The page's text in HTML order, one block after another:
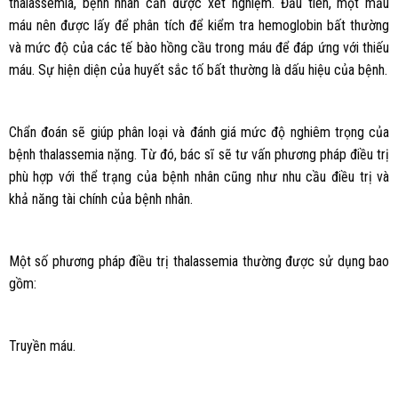
thalassemia, bệnh nhân cần được xét nghiệm. Đầu tiên, một mẫu
máu nên được lấy để phân tích để kiểm tra hemoglobin bất thường
và mức độ của các tế bào hồng cầu trong máu để đáp ứng với thiếu
máu. Sự hiện diện của huyết sắc tố bất thường là dấu hiệu của bệnh.
Chẩn đoán sẽ giúp phân loại và đánh giá mức độ nghiêm trọng của
bệnh thalassemia nặng. Từ đó, bác sĩ sẽ tư vấn phương pháp điều trị
phù hợp với thể trạng của bệnh nhân cũng như nhu cầu điều trị và
khả năng tài chính của bệnh nhân.
Một số phương pháp điều trị thalassemia thường được sử dụng bao
gồm:
Truyền máu.